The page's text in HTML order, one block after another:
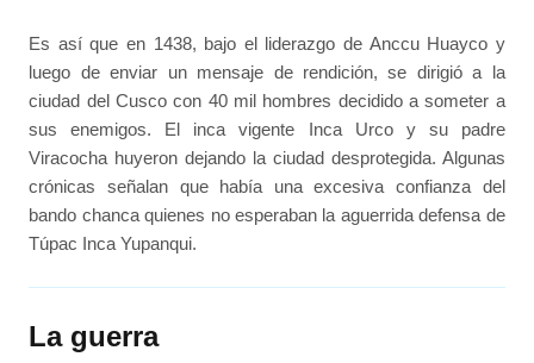
Es así que en 1438, bajo el liderazgo de Anccu Huayco y
luego de enviar un mensaje de rendición, se dirigió a la
ciudad del Cusco con 40 mil hombres decidido a someter a
sus enemigos. El inca vigente Inca Urco y su padre
Viracocha huyeron dejando la ciudad desprotegida. Algunas
crónicas señalan que había una excesiva confianza del
bando chanca quienes no esperaban la aguerrida defensa de
Túpac Inca Yupanqui.
La guerra